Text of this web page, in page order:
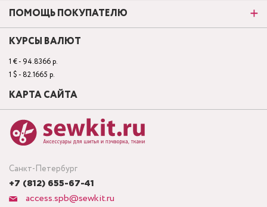
Санкт-Петербург
+7 (812) 655-67-41
access.spb@sewkit.ru
ПОМОЩЬ ПОКУПАТЕЛЮ
КУРСЫ ВАЛЮТ
1 € - 94.8366 р.
1 $ - 82.1665 р.
КАРТА САЙТА